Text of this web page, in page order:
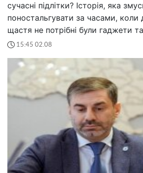
сучасні підлітки? Історія, яка
поностальгувати за часами, коли
щастя не потрібні були гаджети
15:45 02.08